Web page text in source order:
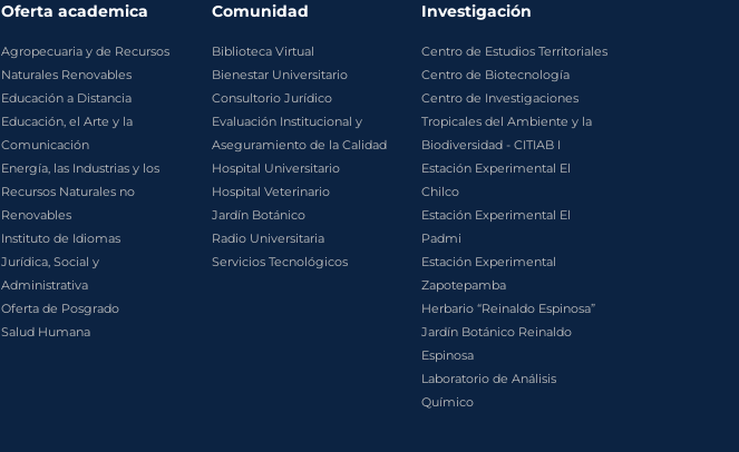
Oferta academica
Agropecuaria y de Recursos
Naturales Renovables
Educación a Distancia
Educación, el Arte y la
Comunicación
Energía, las Industrias y los
Recursos Naturales no
Renovables
Instituto de Idiomas
Jurídica, Social y
Administrativa
Oferta de Posgrado
Salud Humana
Comunidad
Biblioteca Virtual
Bienestar Universitario
Consultorio Jurídico
Evaluación Institucional y
Aseguramiento de la Calidad
Hospital Universitario
Hospital Veterinario
Jardín Botánico
Radio Universitaria
Servicios Tecnológicos
Investigación
Centro de Estudios Territoriales
Centro de Biotecnología
Centro de Investigaciones
Tropicales del Ambiente y la
Biodiversidad - CITIAB I
Estación Experimental El
Chilco
Estación Experimental El
Padmi
Estación Experimental
Zapotepamba
Herbario “Reinaldo Espinosa”
Jardín Botánico Reinaldo
Espinosa
Laboratorio de Análisis
Químico